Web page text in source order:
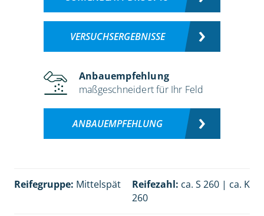
VERSUCHSERGEBNISSE
Anbauempfehlung
maßgeschneidert für Ihr Feld
ANBAUEMPFEHLUNG
Reifegruppe: Mittelspät Reifezahl: ca. S 260 | ca. K
260